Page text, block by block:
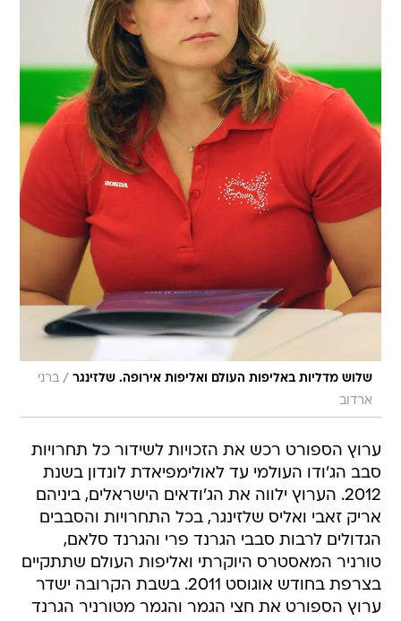
שלוש מדליות באליפות העולם ואליפות אירופה. שלזינגר / ברני
ארדוב
ערוץ הספורט רכש את הזכויות לשידור כל תחרויות
סבב הג'ודו העולמי עד לאולימפיאדת לונדון בשנת
2012. הערוץ ילווה את הג'ודאים הישראלים, ביניהם
אריק זאבי ואליס שלזינגר, בכל התחרויות והסבבים
הגדולים לרבות סבבי הגרנד פרי והגרנד סלאם,
טורניר המאסטרס היוקרתי ואליפות העולם שתתקיים
בצרפת בחודש אוגוסט 2011. בשבת הקרובה ישדר
ערוץ הספורט את חצי הגמר והגמר מטורניר הגרנד